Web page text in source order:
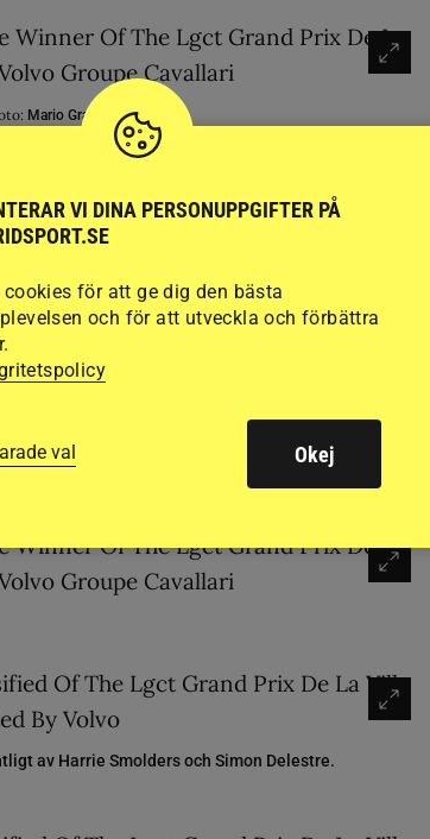
Mario Grassia
en klocka. Peder flankeras närmast av tvåan
av Harrie Smolders och Simon Delestre.
VI DINA PERSONUPPGIFTER PÅ
för att ge dig den bästa
och för att utveckla och förbättra
val Okej